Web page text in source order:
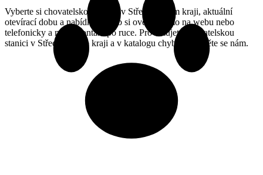
Vyberte si chovatelskou stanici v Středočeském kraji, aktuální
otevírací dobu a nabídku služeb si ověřte přímo na webu nebo
telefonicky a mějte kontakt po ruce. Provozujete chovatelskou
stanici v Středočeském kraji a v katalogu chybíte? Ozvěte se nám.